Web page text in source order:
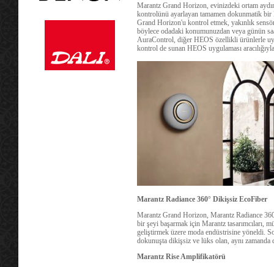
Marantz Grand Horizon, evinizdeki ortam
kontrolünü ayarlayan tamamen dokunmatik
Grand Horizon'u kontrol etmek, yakınlık
böylece odadaki konumunuzdan veya günün
AuraControl, diğer HEOS özellikli ürünlerle
kontrol de sunan HEOS uygulaması
Marantz Radiance 360° Dikişsiz EcoFiber
Marantz Grand Horizon, Marantz Radiance
bir şeyi başarmak için Marantz tasarımcıları,
geliştirmek üzere moda endüstrisine yöneldi.
dokunuşta dikişsiz ve lüks olan, aynı zamanda
Marantz Rise Amplifikatörü